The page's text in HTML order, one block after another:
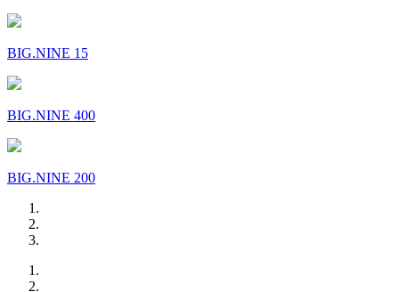
BIG.NINE 15
BIG.NINE 400
BIG.NINE 200